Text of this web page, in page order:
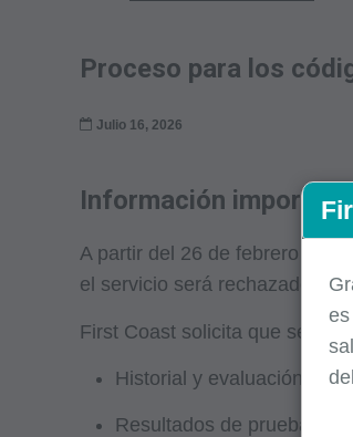
Proceso para los
Julio 16, 2026
Información
A partir del 26 de febrero de
el servicio será rechazado.
First Coast solicita que se
Historial y evaluación física
Resultados de pruebas
es